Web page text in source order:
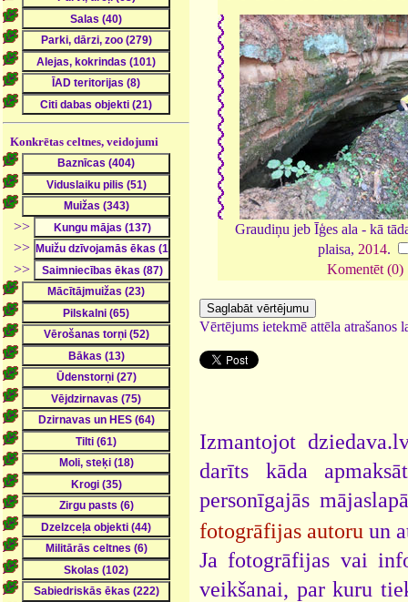
Konkrētas celtnes, veidojumi
>>
>>
>>
Graudiņu jeb Īģes ala - kā
plaisa, 2014.
Komentēt (0)
Vērtējums ietekmē attēla atrašanos
Izmantojot
darīts kāda
personīgajās
fotogrāfijas autoru un
Ja fotogrāfijas vai
veikšanai, par kuru